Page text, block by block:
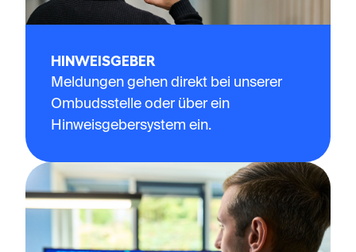
HINWEISGEBER
Meldungen gehen direkt bei unserer
Ombudsstelle oder über ein
Hinweisgebersystem ein.